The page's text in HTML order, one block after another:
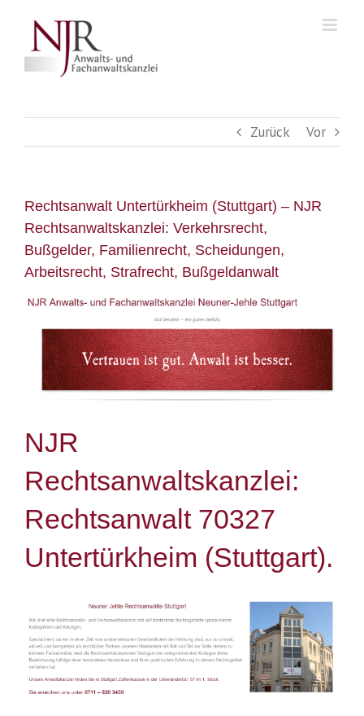
content
Zurück Vor
Rechtsanwalt Untertürkheim (Stuttgart) – NJR
Rechtsanwaltskanzlei: Verkehrsrecht,
Bußgelder, Familienrecht, Scheidungen,
Arbeitsrecht, Strafrecht, Bußgeldanwalt
NJR
Rechtsanwaltskanzlei:
Rechtsanwalt 70327
Untertürkheim (Stuttgart).